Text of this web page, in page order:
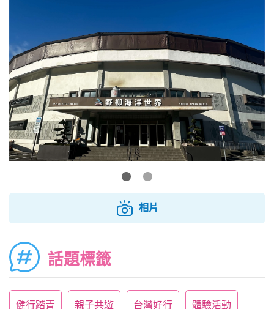
相片
話題標籤
健行踏青 親子共遊 台灣好行 體驗活動